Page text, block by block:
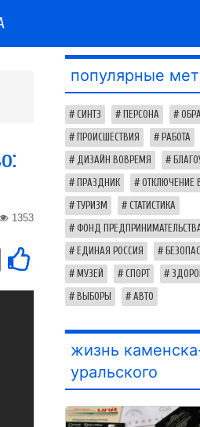
1353
популярные
СИНТЗ ПЕРСОНА
ПРОИСШЕСТВИЯ РАБОТА
ДИЗАЙН ВОВРЕМЯ
ПРАЗДНИК ОТКЛЮЧЕНИЕ
ТУРИЗМ СТАТИСТИКА
ФОНД
ЕДИНАЯ РОССИЯ
МУЗЕЙ СПОРТ
ВЫБОРЫ АВТО
жизнь
уральского